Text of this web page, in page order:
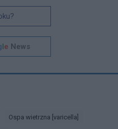
le News
Ospa wietrzna [varicella]